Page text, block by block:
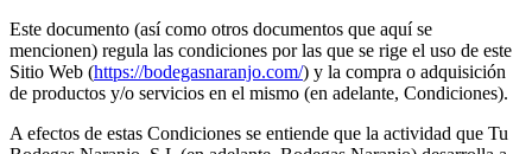
Este documento (así como otros documentos que aquí se
mencionen) regula las condiciones por las que se rige el uso de este
Sitio Web (https://bodegasnaranjo.com/) y la compra o adquisición
de productos y/o servicios en el mismo (en adelante, Condiciones).
A efectos de estas Condiciones se entiende que la actividad que Tu